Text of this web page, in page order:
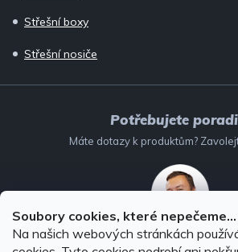
Soubory cookies, které nepečeme...
Na našich webových stránkách
Střešní boxy
Střešní nosiče
Potřebujete
Máte dotazy k produktům?
732 147 896 (Po–Pá: